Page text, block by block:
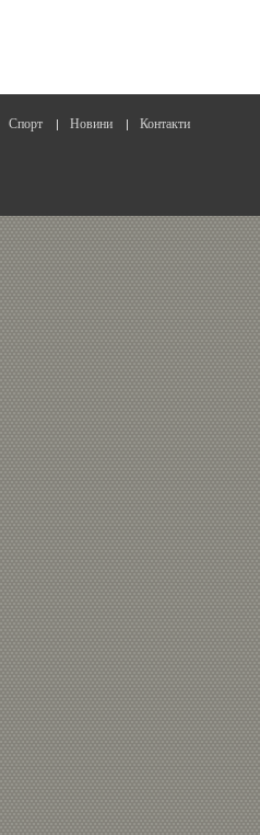
Спорт Новини Контакти